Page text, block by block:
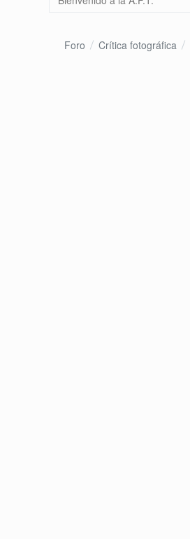
Foro Crítica fotográfica